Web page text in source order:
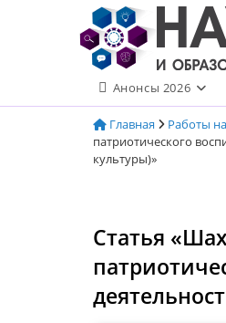
содержимому
Анонсы 2026
Главная Работы
патриотического
культуры)»
Статья